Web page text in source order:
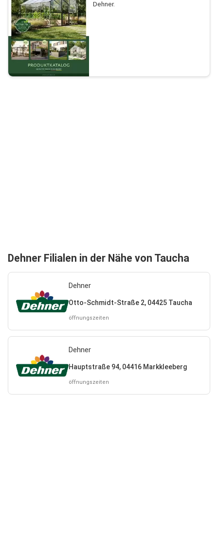
Dehner.
Dehner Filialen in der Nähe von Taucha
Dehner
Otto-Schmidt-Straße 2, 04425 Taucha
öffnungszeiten
Dehner
Hauptstraße 94, 04416 Markkleeberg
öffnungszeiten